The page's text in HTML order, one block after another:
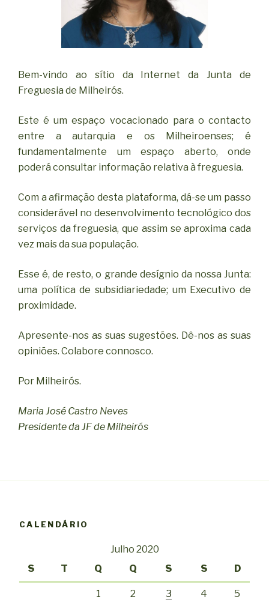
Bem-vindo ao sítio da Internet da Junta de
Freguesia de Milheirós.
Este é um espaço vocacionado para o contacto
entre a autarquia e os Milheiroenses; é
fundamentalmente um espaço aberto, onde
poderá consultar informação relativa à freguesia.
Com a afirmação desta plataforma, dá-se um passo
considerável no desenvolvimento tecnológico dos
serviços da freguesia, que assim se aproxima cada
vez mais da sua população.
Esse é, de resto, o grande desígnio da nossa Junta:
uma política de subsidiariedade; um Executivo de
proximidade.
Apresente-nos as suas sugestões. Dê-nos as suas
opiniões. Colabore connosco.
Por Milheirós.
Maria José Castro Neves
Presidente da JF de Milheirós
CALENDÁRIO
Julho 2020
S
T Q Q S S D
1 2 3 4 5